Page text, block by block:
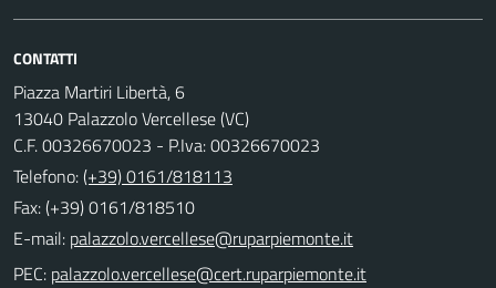
CONTATTI
Piazza Martiri Libertà, 6
13040 Palazzolo Vercellese (VC)
C.F. 00326670023 - P.Iva: 00326670023
Telefono:(+39) 0161/818113
Fax: (+39) 0161/818510
E-mail:
PEC: